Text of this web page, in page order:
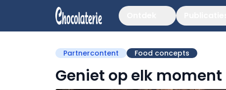
Partnercontent Food concepts
Geniet op elk